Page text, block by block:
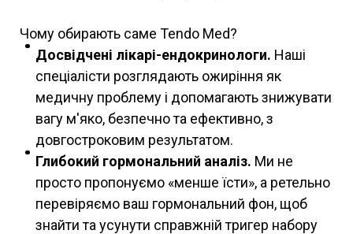
Чому обирають саме Tendo Med?
Досвідчені лікарі-ендокринологи. Наші
спеціалісти розглядають ожиріння як
медичну проблему і допомагають знижувати
вагу м'яко, безпечно та ефективно, з
довгостроковим результатом.
Глибокий гормональний аналіз. Ми не
просто пропонуємо «менше їсти», а ретельно
перевіряємо ваш гормональний фон, щоб
знайти та усунути справжній тригер набору